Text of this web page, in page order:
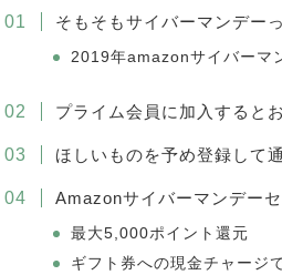
そもそもサイバーマンデー
2019年amazonサイバーマ
プライム会員に加入すると
ほしいものを予め登録して
Amazonサイバーマンデー
最大5,000ポイント還元
ギフト券への現金チャージ